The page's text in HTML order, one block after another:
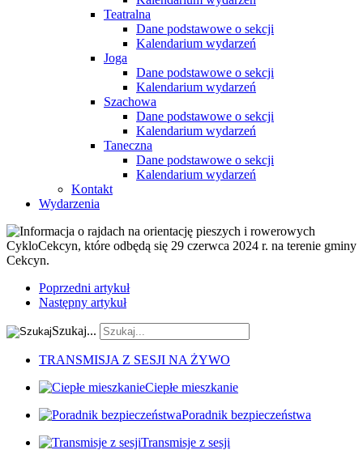
Teatralna
Dane podstawowe o sekcji
Kalendarium wydarzeń
Joga
Dane podstawowe o sekcji
Kalendarium wydarzeń
Szachowa
Dane podstawowe o sekcji
Kalendarium wydarzeń
Taneczna
Dane podstawowe o sekcji
Kalendarium wydarzeń
Kontakt
Wydarzenia
Poprzedni artykuł
Następny artykuł
Szukaj...
TRANSMISJA Z SESJI NA ŻYWO
Ciepłe mieszkanie
Poradnik bezpieczeństwa
Transmisje z sesji